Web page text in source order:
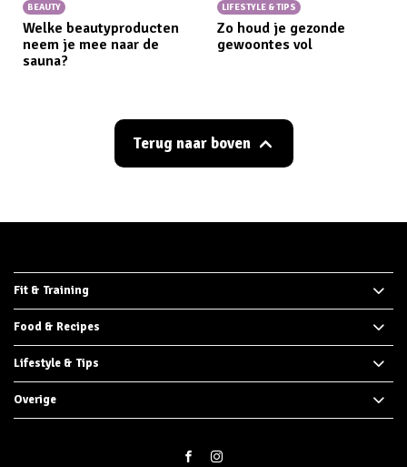
BEAUTY
Welke beautyproducten
neem je mee naar de
sauna?
LIFESTYLE & TIPS
Zo houd je gezonde
gewoontes vol
Terug naar boven
Fit & Training
Food & Recipes
Lifestyle & Tips
Overige